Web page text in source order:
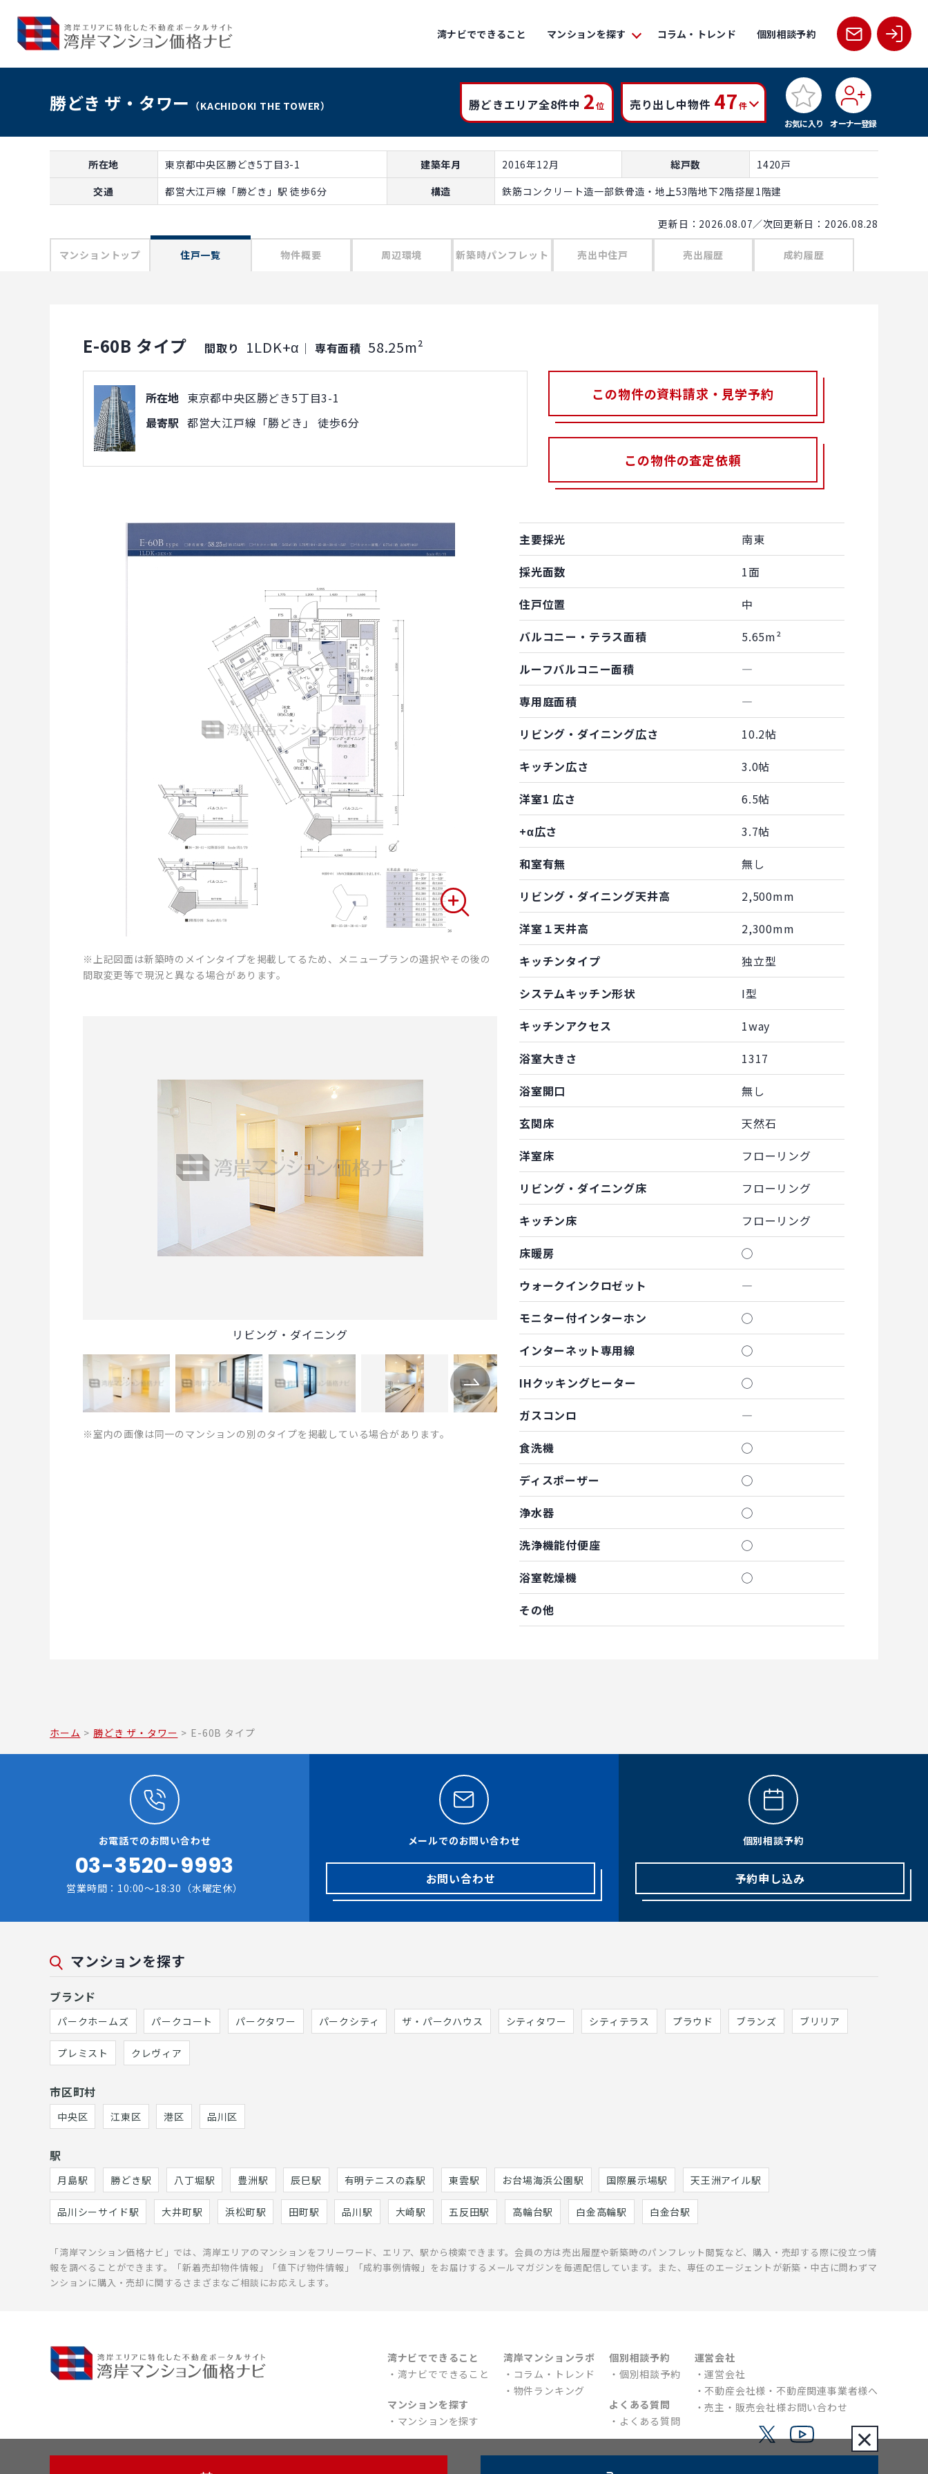
湾ナビでできること マンションを探す コラム・トレンド 個別相談予約
勝どき ザ・タワー （KACHIDOKI THE TOWER） 勝どきエリア全8件中 2位 売り出し中物件 47件
お気に入り
オーナー登録
所在地 東京都中央区勝どき5丁目3-1 建築年月 2016年12月 総戸数
1420戸
交通
都営大江戸線「勝どき」駅 徒歩6分 構造 鉄筋コンクリート造一部鉄骨造・地上53階地下2階搭屋1階建
更新日：2026.08.07／次回更新日：2026.08.28
マンショントップ 住戸一覧 物件概要 周辺環境 新築時パンフレット 売出中住戸 売出履歴 成約履歴
×
E-60B タイプ 間取り 1LDK+α ｜ 専有面積 58.25m²
所在地 東京都中央区勝どき5丁目3-1
最寄駅 都営大江戸線「勝どき」 徒歩6分
この物件の資料請求・見学予約
この物件の査定依頼
※上記図面は新築時のメインタイプを掲載してるため、メニュープランの選択やその後の
間取変更等で現況と異なる場合があります。
リビング・ダイニング
※室内の画像は同一のマンションの別のタイプを掲載している場合があります。
主要採光
南東
採光面数
1面
住戸位置
中
バルコニー・テラス面積
5.65m²
ルーフバルコニー面積
―
専用庭面積
―
リビング・ダイニング広さ
10.2帖
キッチン広さ
3.0帖
洋室1 広さ
6.5帖
+α広さ
3.7帖
和室有無
無し
リビング・ダイニング天井高
2,500mm
洋室１天井高
2,300mm
キッチンタイプ
独立型
システムキッチン形状
I型
キッチンアクセス
1way
浴室大きさ
1317
浴室開口
無し
玄関床
天然石
洋室床
フローリング
リビング・ダイニング床
フローリング
キッチン床
フローリング
床暖房
◯
ウォークインクロゼット
―
モニター付インターホン
◯
インターネット専用線
◯
IHクッキングヒーター
◯
ガスコンロ
―
食洗機
◯
ディスポーザー
◯
浄水器
◯
洗浄機能付便座
◯
浴室乾燥機
◯
その他
ホーム > 勝どき ザ・タワー > E-60B タイプ
お電話でのお問い合わせ
03-3520-9993
営業時間：10:00～18:30（水曜定休）
メールでのお問い合わせ
お問い合わせ
個別相談予約
予約申し込み
マンションを探す
ブランド
パークホームズ パークコート パークタワー パークシティ ザ・パークハウス シティタワー シティテラス プラウド ブランズ ブリリア
プレミスト クレヴィア
市区町村
中央区 江東区 港区 品川区
駅
月島駅 勝どき駅 八丁堀駅 豊洲駅 辰巳駅 有明テニスの森駅 東雲駅 お台場海浜公園駅 国際展示場駅 天王洲アイル駅
品川シーサイド駅 大井町駅 浜松町駅 田町駅 品川駅 大崎駅 五反田駅 高輪台駅 白金高輪駅 白金台駅
「湾岸マンション価格ナビ」では、湾岸エリアのマンションをフリーワード、エリア、駅から検索できます。会員の方は売出履歴や新築時のパンフレット閲覧など、購入・売却する際に役立つ情
報を調べることができます。「新着売却物件情報」「値下げ物件情報」「成約事例情報」をお届けするメールマガジンを毎週配信しています。また、専任のエージェントが新築・中古に問わずマ
ンションに購入・売却に関するさまざまなご相談にお応えします。
湾ナビでできること
湾ナビでできること
マンションを探す
マンションを探す
湾岸マンションラボ
コラム・トレンド
物件ランキング
個別相談予約
個別相談予約
よくある質問
よくある質問
運営会社
運営会社
不動産会社様・不動産関連事業者様へ
売主・販売会社様お問い合わせ